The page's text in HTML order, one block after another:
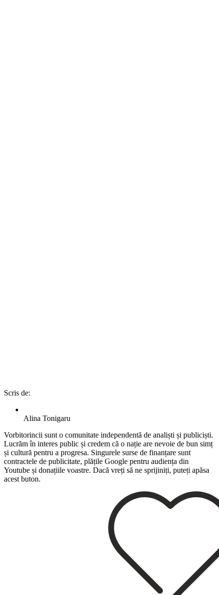
Scris de:
Alina Tonigaru
Vorbitorincii sunt o comunitate independentă de analiști și publiciști.
Lucrăm în interes public și credem că o nație are nevoie de bun simț
și cultură pentru a progresa. Singurele surse de finanțare sunt
contractele de publicitate, plățile Google pentru audiența din
Youtube și donațiile voastre. Dacă vreți să ne sprijiniți, puteți apăsa
acest buton.